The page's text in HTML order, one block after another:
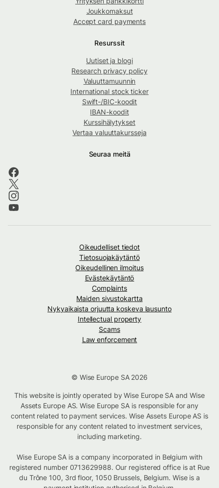
Joukkomaksut
Accept card payments
Resurssit
Uutiset ja blogi
Research privacy policy
Valuuttamuunnin
International stock ticker
Swift-/BIC-koodit
IBAN-koodit
Kurssihälytykset
Vertaa valuuttakursseja
Seuraa meitä
Oikeudelliset tiedot
Tietosuojakäytäntö
Oikeudellinen ilmoitus
Evästekäytäntö
Complaints
Maiden sivustokartta
Nykyaikaista orjuutta koskeva lausunto
Intellectual property
Scams
Law enforcement
© Wise Europe SA 2026
This website is jointly operated by Wise Europe SA and Wise
Assets Europe AS. Wise Europe SA is responsible for any
content related to payment services. Wise Assets Europe AS is
responsible for any content related to investment services,
including marketing.
Wise Europe SA is a company incorporated in Belgium with
registered number 0713629988. Our registered office is at Rue
du Trône 100, 3rd floor, 1050 Brussels, Belgium. Wise is a